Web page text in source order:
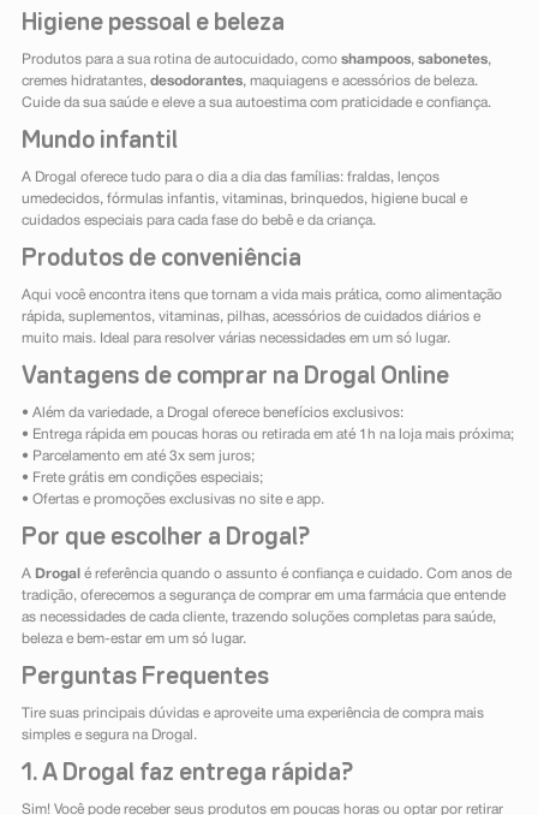
Higiene pessoal e beleza
Produtos para a sua rotina de autocuidado, como shampoos, sabonetes,
cremes hidratantes, desodorantes, maquiagens e acessórios de beleza.
Cuide da sua saúde e eleve a sua autoestima com praticidade e confiança.
Mundo infantil
A Drogal oferece tudo para o dia a dia das famílias: fraldas, lenços
umedecidos, fórmulas infantis, vitaminas, brinquedos, higiene bucal e
cuidados especiais para cada fase do bebê e da criança.
Produtos de conveniência
Aqui você encontra itens que tornam a vida mais prática, como alimentação
rápida, suplementos, vitaminas, pilhas, acessórios de cuidados diários e
muito mais. Ideal para resolver várias necessidades em um só lugar.
Vantagens de comprar na Drogal Online
• Além da variedade, a Drogal oferece benefícios exclusivos:
• Entrega rápida em poucas horas ou retirada em até 1h na loja mais próxima;
• Parcelamento em até 3x sem juros;
• Frete grátis em condições especiais;
• Ofertas e promoções exclusivas no site e app.
Por que escolher a Drogal?
A Drogal é referência quando o assunto é confiança e cuidado. Com anos de
tradição, oferecemos a segurança de comprar em uma farmácia que entende
as necessidades de cada cliente, trazendo soluções completas para saúde,
beleza e bem-estar em um só lugar.
Perguntas Frequentes
Tire suas principais dúvidas e aproveite uma experiência de compra mais
simples e segura na Drogal.
1. A Drogal faz entrega rápida?
Sim! Você pode receber seus produtos em poucas horas ou optar por retirar